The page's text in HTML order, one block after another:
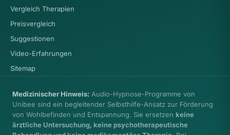
Vergleich Therapien
Preisvergleich
Suggestionen
Video-Erfahrungen
Sitemap
Medizinischer Hinweis: Audio-Hypnose-Programme von
Unibee sind ein begleitender Selbsthilfe-Ansatz zur Förderung
von Wohlbefinden und Entspannung. Sie ersetzen keine
ärztliche Untersuchung, keine psychotherapeutische